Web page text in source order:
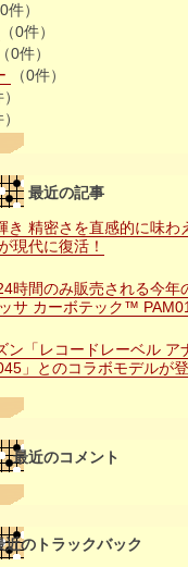
0件）
（0件）
（0件）
（0件）
最近の記事
き 精密さを直感的に味わ
現代に復活！
時間のみ販売される今年
サ カーボテック™
「レコードレーベル ア
」とのコラボモデルが登
最近のコメント
近のトラックバック